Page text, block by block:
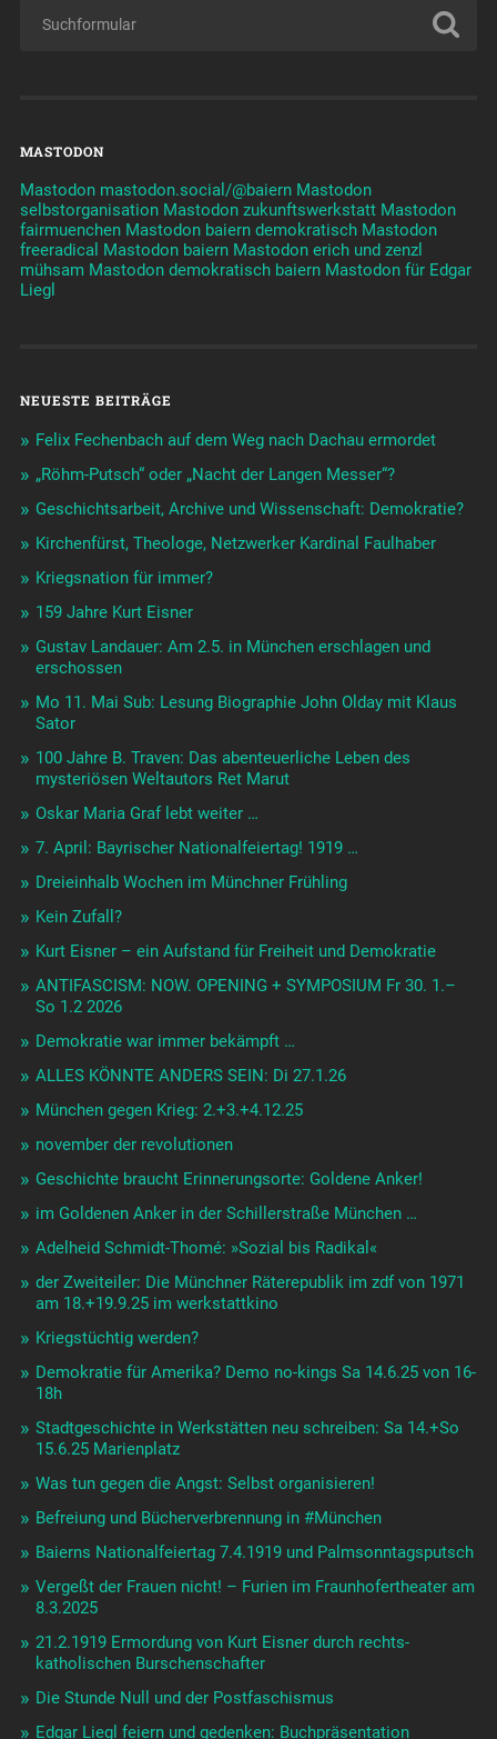
MASTODON
Mastodon mastodon.social/@baiern Mastodon
selbstorganisation Mastodon zukunftswerkstatt Mastodon
fairmuenchen Mastodon baiern demokratisch Mastodon
freeradical Mastodon baiern Mastodon erich und zenzl
mühsam Mastodon demokratisch baiern Mastodon für Edgar
Liegl
NEUESTE BEITRÄGE
Felix Fechenbach auf dem Weg nach Dachau ermordet
„Röhm-Putsch“ oder „Nacht der Langen Messer“?
Geschichtsarbeit, Archive und Wissenschaft: Demokratie?
Kirchenfürst, Theologe, Netzwerker Kardinal Faulhaber
Kriegsnation für immer?
159 Jahre Kurt Eisner
Gustav Landauer: Am 2.5. in München erschlagen und
erschossen
Mo 11. Mai Sub: Lesung Biographie John Olday mit Klaus
Sator
100 Jahre B. Traven: Das abenteuerliche Leben des
mysteriösen Weltautors Ret Marut
Oskar Maria Graf lebt weiter …
7. April: Bayrischer Nationalfeiertag! 1919 …
Dreieinhalb Wochen im Münchner Frühling
Kein Zufall?
Kurt Eisner – ein Aufstand für Freiheit und Demokratie
ANTIFASCISM: NOW. OPENING + SYMPOSIUM Fr 30. 1.–
So 1.2 2026
Demokratie war immer bekämpft …
ALLES KÖNNTE ANDERS SEIN: Di 27.1.26
München gegen Krieg: 2.+3.+4.12.25
november der revolutionen
Geschichte braucht Erinnerungsorte: Goldene Anker!
im Goldenen Anker in der Schillerstraße München …
Adelheid Schmidt-Thomé: »Sozial bis Radikal«
der Zweiteiler: Die Münchner Räterepublik im zdf von 1971
am 18.+19.9.25 im werkstattkino
Kriegstüchtig werden?
Demokratie für Amerika? Demo no-kings Sa 14.6.25 von 16-
18h
Stadtgeschichte in Werkstätten neu schreiben: Sa 14.+So
15.6.25 Marienplatz
Was tun gegen die Angst: Selbst organisieren!
Befreiung und Bücherverbrennung in #München
Baierns Nationalfeiertag 7.4.1919 und Palmsonntagsputsch
Vergeßt der Frauen nicht! – Furien im Fraunhofertheater am
8.3.2025
21.2.1919 Ermordung von Kurt Eisner durch rechts-
katholischen Burschenschafter
Die Stunde Null und der Postfaschismus
Edgar Liegl feiern und gedenken: Buchpräsentation